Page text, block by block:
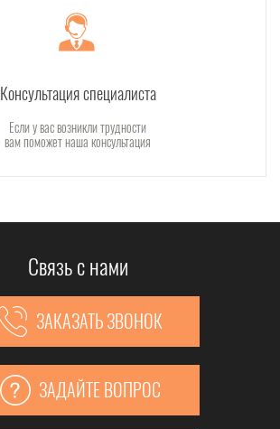
Консультация специалиста
Если у вас возникли трудности
вам поможет наша консультация
Связь с нами
ЗАКАЗАТЬ ЗВОНОК
ЗАДАЙТЕ ВОПРОС